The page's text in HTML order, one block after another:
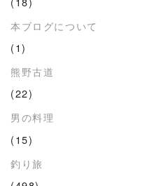
本ブログについて
(1)
熊野古道
(22)
男の料理
(15)
釣り旅